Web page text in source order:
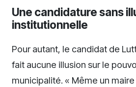
Une candidature sans
institutionnelle
Pour autant, le candidat de
fait aucune illusion sur le
municipalité. « Même un